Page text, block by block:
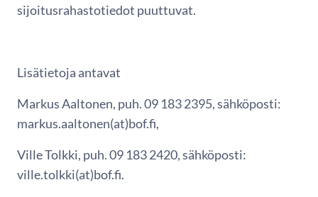
sijoitusrahastotiedot puuttuvat.
Lisätietoja antavat
Markus Aaltonen, puh. 09 183 2395, sähköposti:
markus.aaltonen(at)bof.fi,
Ville Tolkki, puh. 09 183 2420, sähköposti:
ville.tolkki(at)bof.fi.